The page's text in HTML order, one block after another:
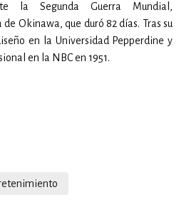
la Segunda Guerra Mundial,
Okinawa, que duró 82 días. Tras su
en la Universidad Pepperdine y
en la NBC en 1951.